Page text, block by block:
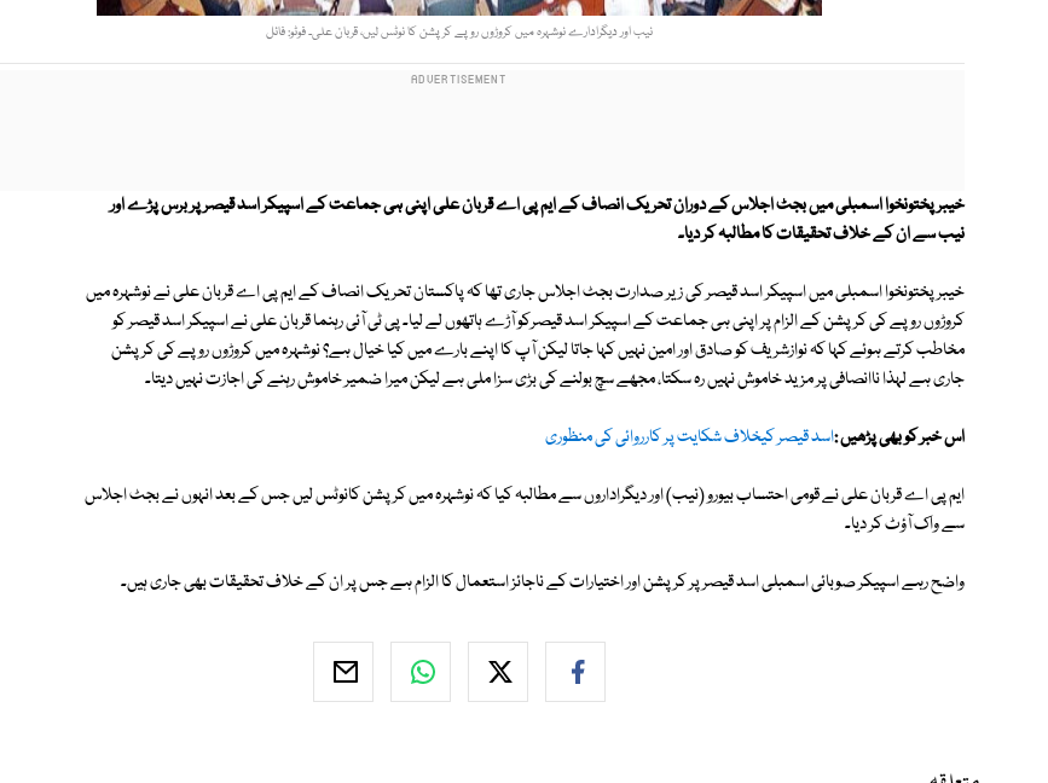
نیب اور دیگرادارے نوشہرہ میں کروڑوں روپے کرپشن کا نوٹس لیں، قربان علی۔ فوٹو: فائل
خیبر پختونخوا اسمبلی میں بجٹ اجلاس کے دوران تحریک انصاف کے ایم پی اے قربان علی اپنی ہی جماعت کے اسپیکر اسد قیصر پر برس پڑے اور
نیب سے ان کے خلاف تحقیقات کا مطالبہ کر دیا۔
خیبر پختونخوا اسمبلی میں اسپیکر اسد قیصر کی زیر صدارت بجٹ اجلاس جاری تھا کہ پاکستان تحریک انصاف کے ایم پی اے قربان علی نے نوشہرہ میں
کروڑوں روپے کی کرپشن کے الزام پر اپنی ہی جماعت کے اسپیکر اسد قیصرکو آڑے ہاتھوں لے لیا۔ پی ٹی آئی رہنما قربان علی نے اسپیکر اسد قیصر کو
مخاطب کرتے ہوئے کہا کہ نوازشریف کو صادق اور امین نہیں کہا جاتا لیکن آپ کا اپنے بارے میں کیا خیال ہے؟ نوشہرہ میں کروڑوں روپے کی کرپشن
جاری ہے لہذا ناانصافی پر مزید خاموش نہیں رہ سکتا، مجھے سچ بولنے کی بڑی سزا ملی ہے لیکن میرا ضمیر خاموش رہنے کی اجازت نہیں دیتا۔
اس خبر کو بھی پڑھیں :اسد قیصر کیخلاف شکایت پر کارروائی کی منظوری
ایم پی اے قربان علی نے قومی احتساب بیورو (نیب) اور دیگراداروں سے مطالبہ کیا کہ نوشہرہ میں کرپشن کانوٹس لیں جس کے بعد انہوں نے بجٹ اجلاس
سے واک آؤٹ کر دیا۔
واضح رہے اسپیکر صوبائی اسمبلی اسد قیصر پر کرپشن اور اختیارات کے ناجائز استعمال کا الزام ہے جس پر ان کے خلاف تحقیقات بھی جاری ہیں۔